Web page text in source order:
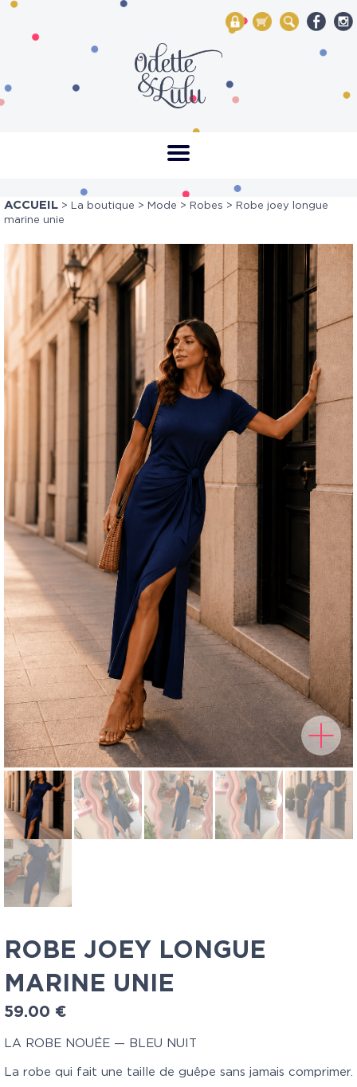
My Account
Mon panier
Rechercher
ACCUEIL > La boutique > Mode > Robes > Robe joey longue
marine unie
ROBE JOEY LONGUE
MARINE UNIE
59.00 €
LA ROBE NOUÉE — BLEU NUIT
La robe qui fait une taille de guêpe sans jamais comprimer.